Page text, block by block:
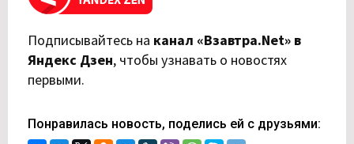
Подписывайтесь на канал «Взавтра.Net» в
Яндекс Дзен, чтобы узнавать о новостях
первыми.
Понравилась новость, поделись ей с друзьями: